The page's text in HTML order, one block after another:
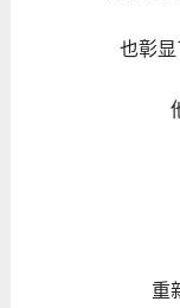
也彰显
重